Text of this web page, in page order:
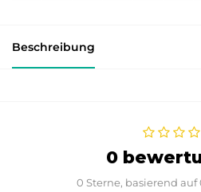
Beschreibung
0
0 Sterne, basierend